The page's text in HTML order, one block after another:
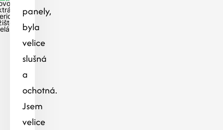
s
panely,
byla
velice
slušná
a
ochotná.
Jsem
velice